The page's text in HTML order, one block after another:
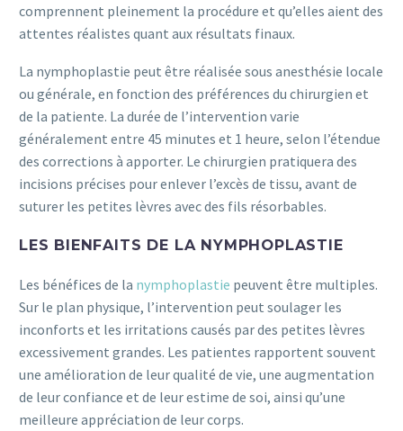
comprennent pleinement la procédure et qu’elles aient des
attentes réalistes quant aux résultats finaux.
La nymphoplastie peut être réalisée sous anesthésie locale
ou générale, en fonction des préférences du chirurgien et
de la patiente. La durée de l’intervention varie
généralement entre 45 minutes et 1 heure, selon l’étendue
des corrections à apporter. Le chirurgien pratiquera des
incisions précises pour enlever l’excès de tissu, avant de
suturer les petites lèvres avec des fils résorbables.
LES BIENFAITS DE LA NYMPHOPLASTIE
Les bénéfices de la nymphoplastie peuvent être multiples.
Sur le plan physique, l’intervention peut soulager les
inconforts et les irritations causés par des petites lèvres
excessivement grandes. Les patientes rapportent souvent
une amélioration de leur qualité de vie, une augmentation
de leur confiance et de leur estime de soi, ainsi qu’une
meilleure appréciation de leur corps.